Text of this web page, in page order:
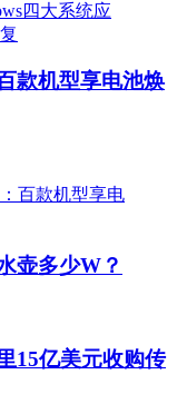
款机型享电池焕
壶多少W？
15亿美元收购传